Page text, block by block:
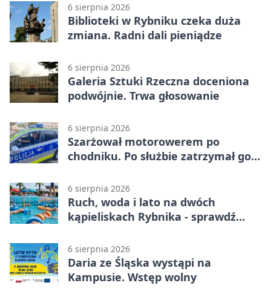
6 sierpnia 2026
Biblioteki w Rybniku czeka duża
zmiana. Radni dali pieniądze
6 sierpnia 2026
Galeria Sztuki Rzeczna doceniona
podwójnie. Trwa głosowanie
6 sierpnia 2026
Szarżował motorowerem po
chodniku. Po służbie zatrzymał go
6 sierpnia 2026
Ruch, woda i lato na dwóch
kąpieliskach Rybnika - sprawdź
6 sierpnia 2026
Daria ze Śląska wystąpi na
Kampusie. Wstęp wolny